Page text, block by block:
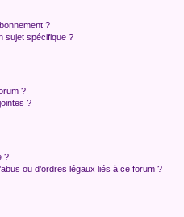
?
sujet spécifique ?
?
?
?
ou d’ordres légaux liés à ce forum ?